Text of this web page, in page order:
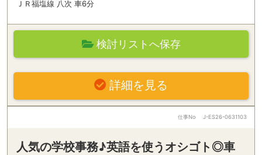
ＪＲ福塩線 八次 車6分
検討リストへ保存
詳細を見る
仕事No J-ES26-0631103
人気の学校事務♪英語を使うオシゴト◎車